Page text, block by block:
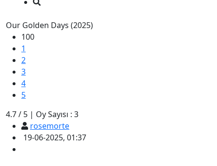
Our Golden Days (2025)
100
1
2
3
4
5
4.7/ 5 | Oy Sayısı : 3
rosemorte
19-06-2025, 01:37